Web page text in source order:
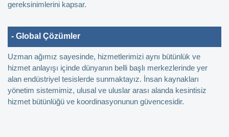
gereksinimlerini kapsar.
- Global Çözümler
Uzman ağımız sayesinde, hizmetlerimizi aynı bütünlük ve
hizmet anlayışı içinde dünyanın belli başlı merkezlerinde yer
alan endüstriyel tesislerde sunmaktayız. İnsan kaynakları
yönetim sistemimiz, ulusal ve uluslar arası alanda kesintisiz
hizmet bütünlüğü ve koordinasyonunun güvencesidir.